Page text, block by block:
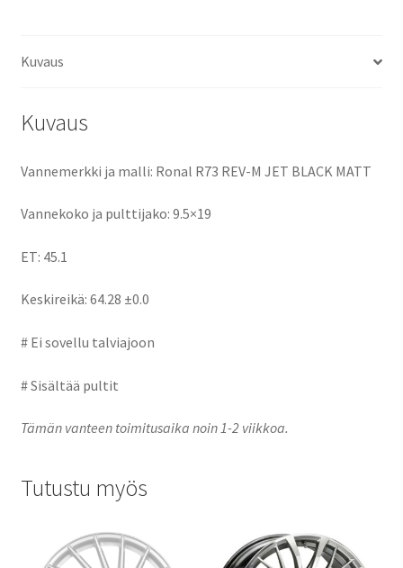
±0.0 o
Kuvaus
Kuvaus
Vannemerkki ja malli: Ronal R73 REV-M JET BLACK MATT
Vannekoko ja pulttijako: 9.5×19
ET: 45.1
Keskireikä: 64.28 ±0.0
# Ei sovellu talviajoon
# Sisältää pultit
Tämän vanteen toimitusaika noin 1-2 viikkoa.
Tutustu myös